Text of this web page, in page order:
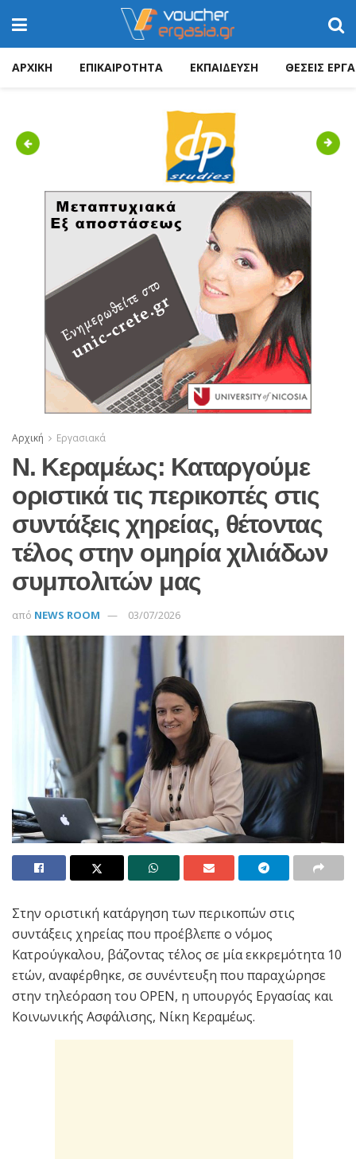
ΑΡΧΙΚΗ ΕΠΙΚΑΙΡΟΤΗΤΑ ΕΚΠΑΙΔΕΥΣΗ ΘΕΣΕΙΣ
Previous Next
Αρχική Εργασιακά
Ν. Κεραμέως: Καταργούμε
οριστικά τις περικοπές στις
συντάξεις χηρείας, θέτοντας
τέλος στην ομηρία χιλιάδων
συμπολιτών μας
από NEWS ROOM 03/07/2026
Στην οριστική κατάργηση των περικοπών στις
συντάξεις χηρείας που προέβλεπε ο νόμος
Κατρούγκαλου, βάζοντας τέλος σε μία εκκρεμότητα 10
ετών, αναφέρθηκε, σε συνέντευξη που παραχώρησε
στην τηλεόραση του OPEN, η υπουργός Εργασίας και
Κοινωνικής Ασφάλισης, Νίκη Κεραμέως.